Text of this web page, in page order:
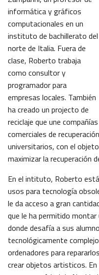
informática y gráficos
computacionales en un
instituto de bachillerato del
norte de Italia. Fuera de
clase, Roberto trabaja
como consultor y
programador para
empresas locales. También
ha creado un projecto de
reciclaje que une compañías
comerciales de
universitarios, con el
maximizar la recuperación
En el intituto, Roberto
usos para tecnología
le da acceso a gran
que le ha permitido
donde desafía a sus
tecnológicamente
ordenadores para
crear objetos artisticos.